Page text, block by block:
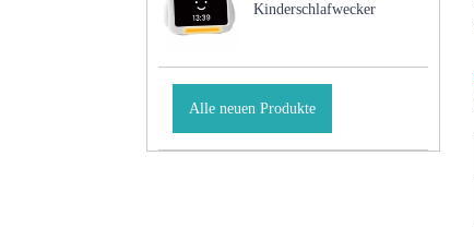
Kinderschlafwecker
Alle neuen Produkte